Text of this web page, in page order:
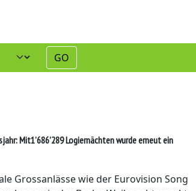
GO
Mit1’686’289 Logiernächten wurde erneut ein
Grossanlässe wie der Eurovision Song